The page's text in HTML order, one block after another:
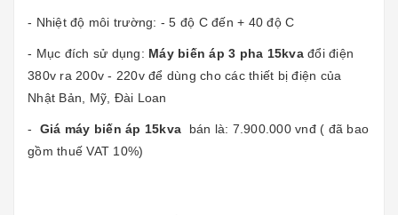
- Nhiệt độ môi trường: - 5 độ C đến + 40 độ C
- Mục đích sử dụng: Máy biến áp 3 pha 15kvađổi điện
380v ra 200v - 220v để dùng cho các thiết bị điện của
Nhật Bản, Mỹ, Đài Loan
- Giá máy biến áp 15kva bán là: 7.900.000 vnđ ( đã bao
gồm thuế VAT 10%)